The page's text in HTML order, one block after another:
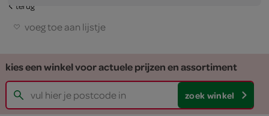
terug
voeg toe aan lijstje
kies een winkel voor actuele prijzen en assortiment
zoek winkel